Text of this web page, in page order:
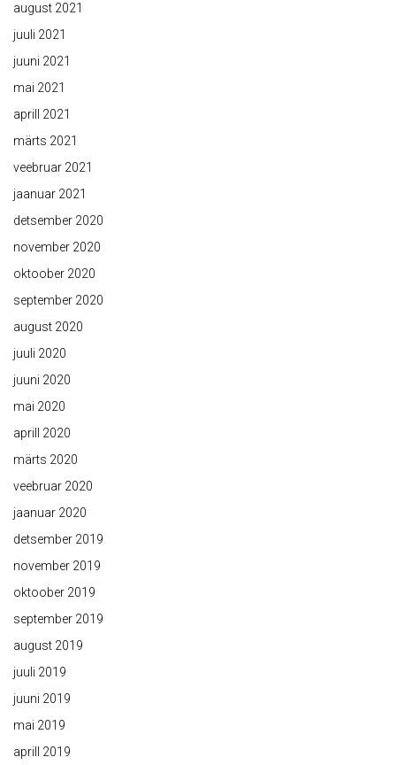
august 2021
juuli 2021
juuni 2021
mai 2021
aprill 2021
märts 2021
veebruar 2021
jaanuar 2021
detsember 2020
november 2020
oktoober 2020
september 2020
august 2020
juuli 2020
juuni 2020
mai 2020
aprill 2020
märts 2020
veebruar 2020
jaanuar 2020
detsember 2019
november 2019
oktoober 2019
september 2019
august 2019
juuli 2019
juuni 2019
mai 2019
aprill 2019